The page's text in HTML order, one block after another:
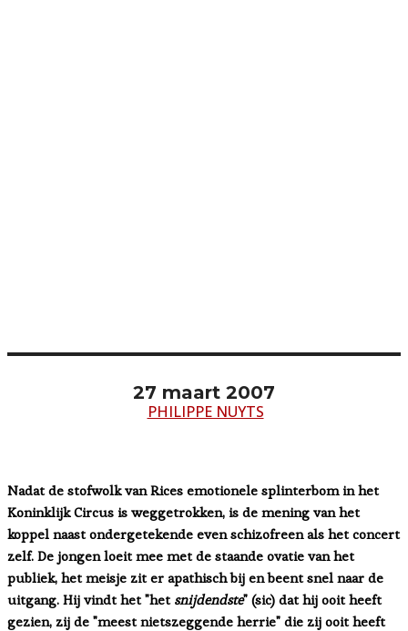
27 maart 2007
PHILIPPE NUYTS
Nadat de stofwolk van Rices emotionele splinterbom in het
Koninklijk Circus is weggetrokken, is de mening van het
koppel naast ondergetekende even schizofreen als het concert
zelf. De jongen loeit mee met de staande ovatie van het
publiek, het meisje zit er apathisch bij en beent snel naar de
uitgang. Hij vindt het "het snijdendste" (sic) dat hij ooit heeft
gezien, zij de "meest nietszeggende herrie" die zij ooit heeft